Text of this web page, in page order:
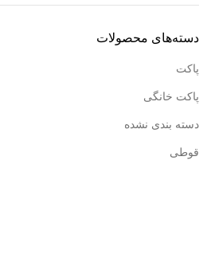
دسته‌های محصولات
پاکت
پاکت خانگی
دسته بندی نشده
قوطی